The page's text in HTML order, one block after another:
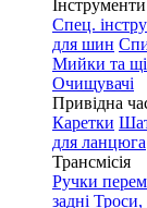
Інструменти
Спец.
для шин
Мийки та
Очищувачі
Привідна
Каретки
для ланцюга
Трансмісія
Ручки
задні Троси,